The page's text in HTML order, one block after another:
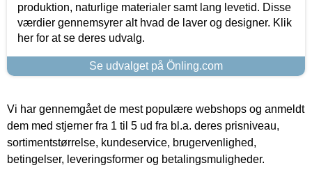
produktion, naturlige materialer samt lang levetid. Disse
værdier gennemsyrer alt hvad de laver og designer. Klik
her for at se deres udvalg.
Se udvalget på Önling.com
Vi har gennemgået de mest populære webshops og anmeldt
dem med stjerner fra 1 til 5 ud fra bl.a. deres prisniveau,
sortimentstørrelse, kundeservice, brugervenlighed,
betingelser, leveringsformer og betalingsmuligheder.